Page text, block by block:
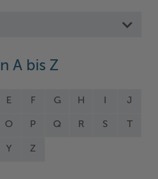
A bis Z
E F G H J
O P Q R S T
Y Z